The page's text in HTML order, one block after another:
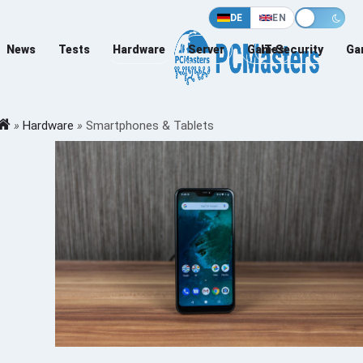
DE EN
News Tests Hardware Server Games
IT-Security
» Hardware » Smartphones & Tablets